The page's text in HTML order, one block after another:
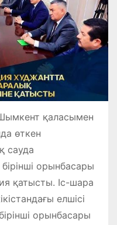
қаласымен
өткен
сауда
орынбасары
қатысты. Іс-шара
елшісі
орынбасары